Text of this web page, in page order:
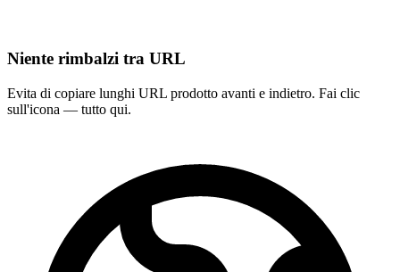
Niente rimbalzi tra URL
Evita di copiare lunghi URL prodotto avanti e indietro. Fai clic
sull'icona — tutto qui.